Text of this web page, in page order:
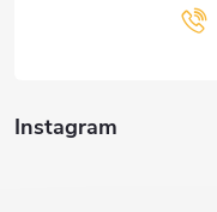
Instagram